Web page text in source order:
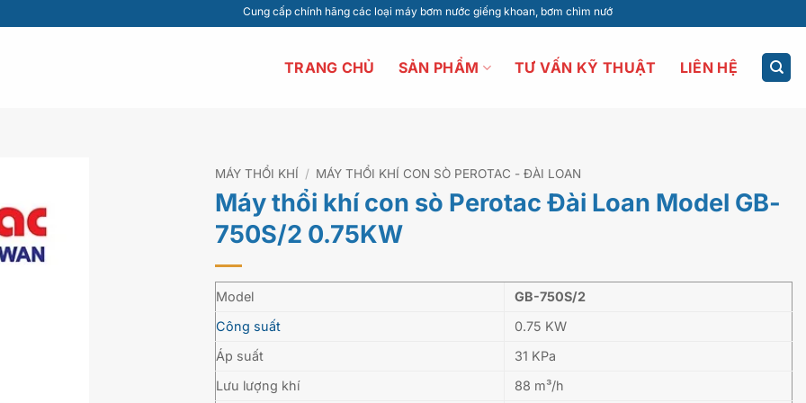
Cung cấp chính hãng các loại máy bơm nước giếng khoan, bơm chìm nước thải, máy thổi khí, bơm công nghiệp, bơm dân
TRANG CHỦ SẢN PHẨM TƯ VẤN KỸ THUẬT LIÊN HỆ
MÁY THỔI KHÍ / MÁY THỔI KHÍ CON SÒ PEROTAC - ĐÀI LOAN
Máy thổi khí con sò Perotac Đài Loan Model GB-
750S/2 0.75KW
Model
GB-750S/2
Công suất
0.75 KW
Áp suất
31 KPa
Lưu lượng khí
88 m³/h